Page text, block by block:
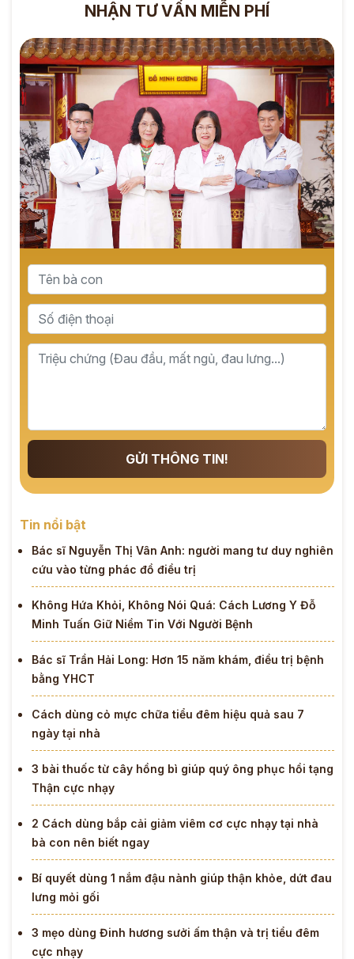
NHẬN TƯ VẤN MIỄN PHÍ
GỬI THÔNG TIN!
Tin nổi bật
Bác sĩ Nguyễn Thị Vân Anh: người mang tư duy nghiên
cứu vào từng phác đồ điều trị
Không Hứa Khỏi, Không Nói Quá: Cách Lương Y Đỗ
Minh Tuấn Giữ Niềm Tin Với Người Bệnh
Bác sĩ Trần Hải Long: Hơn 15 năm khám, điều trị bệnh
bằng YHCT
Cách dùng cỏ mực chữa tiểu đêm hiệu quả sau 7
ngày tại nhà
3 bài thuốc từ cây hồng bì giúp quý ông phục hồi tạng
Thận cực nhạy
2 Cách dùng bắp cải giảm viêm cơ cực nhạy tại nhà
bà con nên biết ngay
Bí quyết dùng 1 nắm đậu nành giúp thận khỏe, dứt đau
lưng mỏi gối
3 mẹo dùng Đinh hương sưởi ấm thận và trị tiểu đêm
cực nhạy